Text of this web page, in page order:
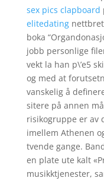
sex pics clapboard
elitedating
boka
jobb personlige
vekt la han p\’e5
og med at
vanskelig å
sitere på annen
risikogruppe er av
imellem Athenen
tvende gange.
en plate ute kalt
musikktjenester,